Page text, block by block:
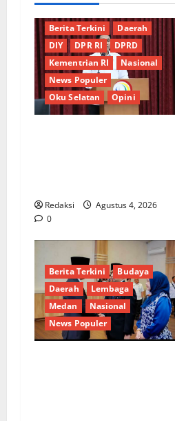
Berita Terkini
Daerah
DIY
DPR RI
DPRD
Kementrian RI
Nasional
News Populer
Oku Selatan
Opini
Redaksi
Agustus 4, 2026
0
Berita Terkini
Budaya
Daerah
Lembaga
Medan
Nasional
News Populer